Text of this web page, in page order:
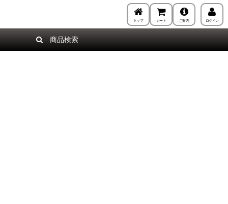
トップ カート ご案内 ログイン
商品検索